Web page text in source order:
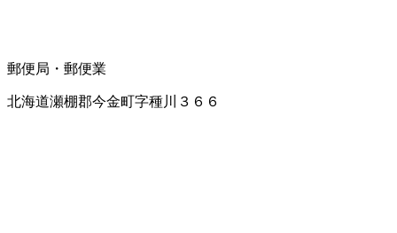
郵便局・郵便業
北海道瀬棚郡今金町字種川３６６